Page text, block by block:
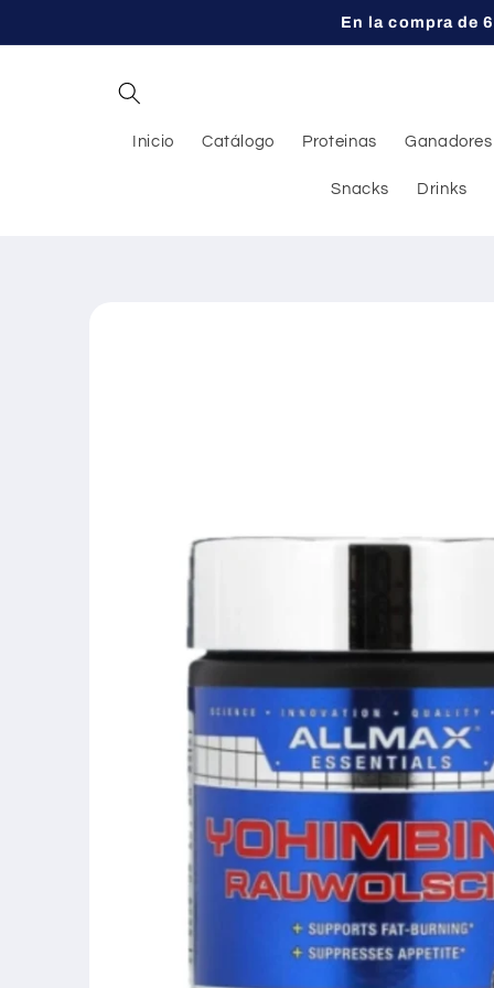
al contenido
En la compra de
Inicio Catálogo Proteinas Ganadores
Snacks Drinks